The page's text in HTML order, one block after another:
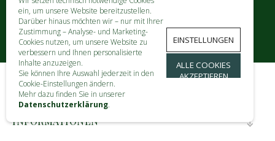
ein, um unsere Website bereitzustellen.
Darüber hinaus möchten wir – nur mit Ihrer
Zustimmung – Analyse- und Marketing-
Cookies nutzen, um unsere Website zu
verbessern und Ihnen personalisierte
Inhalte anzuzeigen.
Sie können Ihre Auswahl jederzeit in den
Cookie-Einstellungen ändern.
Mehr dazu finden Sie in unserer
Datenschutzerklärung.
EINSTELLUNGEN
ALLE COOKIES
AKZEPTIEREN
KONTAKT
INFORMATIONEN